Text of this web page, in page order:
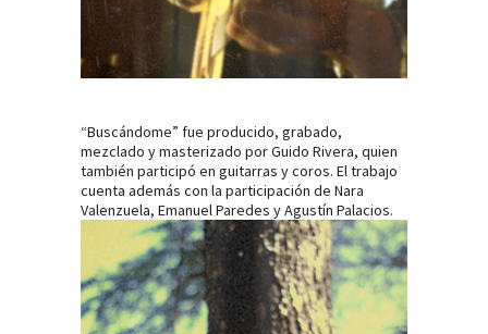
“Buscándome” fue producido, grabado,
mezclado y masterizado por Guido Rivera, quien
también participó en guitarras y coros. El trabajo
cuenta además con la participación de Nara
Valenzuela, Emanuel Paredes y Agustín Palacios.